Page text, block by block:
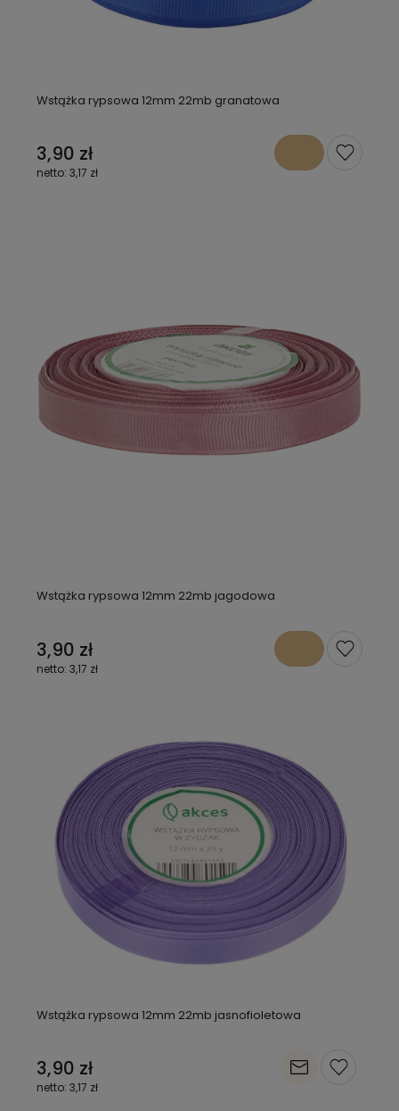
Wstążka rypsowa 12mm 22mb granatowa
3,90 zł
3,17 zł
Wstążka rypsowa 12mm 22mb jagodowa
3,90 zł
3,17 zł
Wstążka rypsowa 12mm 22mb jasnofioletowa
3,90 zł
3,17 zł